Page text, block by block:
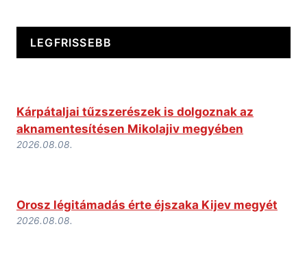
LEGFRISSEBB
Kárpátaljai tűzszerészek is dolgoznak az
aknamentesítésen Mikolajiv megyében
2026.08.08.
Orosz légitámadás érte éjszaka Kijev megyét
2026.08.08.